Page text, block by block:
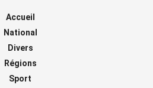
Accueil
National
Divers
Régions
Sport